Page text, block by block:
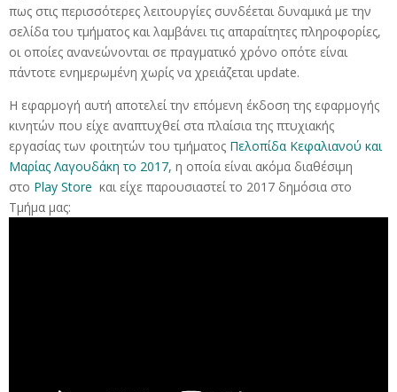
πως στις περισσότερες λειτουργίες συνδέεται δυναμικά με την
σελίδα του τμήματος και λαμβάνει τις απαραίτητες πληροφορίες,
οι οποίες ανανεώνονται σε πραγματικό χρόνο οπότε είναι
πάντοτε ενημερωμένη χωρίς να χρειάζεται update.
Η εφαρμογή αυτή αποτελεί την επόμενη έκδοση της εφαρμογής
κινητών που είχε αναπτυχθεί στα πλαίσια της πτυχιακής
εργασίας των φοιτητών του τμήματος Πελοπίδα Κεφαλιανού και
Μαρίας Λαγουδάκη το 2017, η οποία είναι ακόμα διαθέσιμη
στο Play Store και είχε παρουσιαστεί το 2017 δημόσια στο
Τμήμα μας: